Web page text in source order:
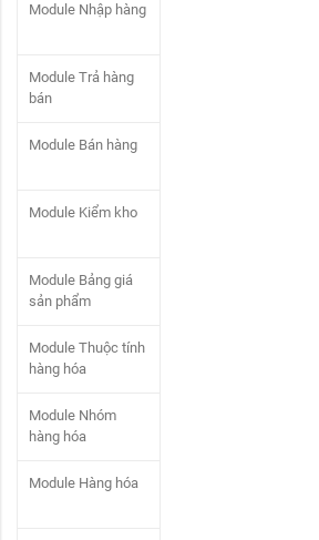
Module Nhập hàng
Module Trả hàng
bán
Module Bán hàng
Module Kiểm kho
Module Bảng giá
sản phẩm
Module Thuộc tính
hàng hóa
Module Nhóm
hàng hóa
Module Hàng hóa